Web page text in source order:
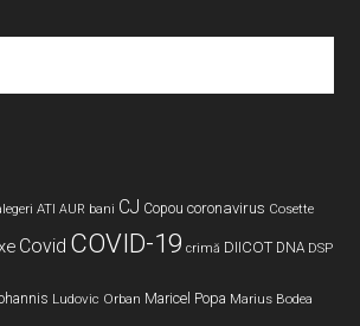
ATI AUR bani CJ Copou coronavirus Cosette
Covid COVID-19 crimă DIICOT DNA DSP
Ludovic Orban Maricel Popa Marius Bodea